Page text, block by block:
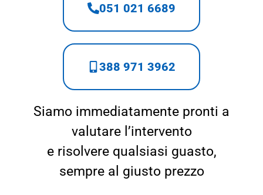
051 021 6689
388 971 3962
Siamo immediatamente pronti a
valutare l’intervento
e risolvere qualsiasi guasto,
sempre al giusto prezzo